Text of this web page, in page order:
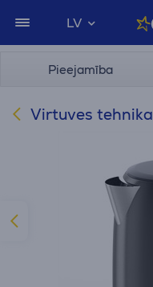
LV
Pieejamība
Virtuves tehnika